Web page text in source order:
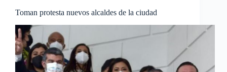
Toman protesta nuevos alcaldes de la ciudad